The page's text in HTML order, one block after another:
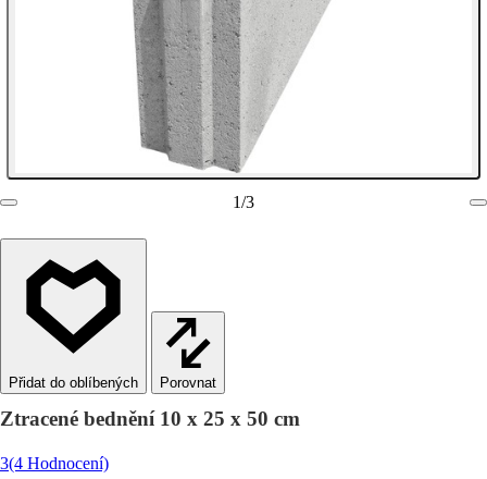
1/3
Porovnat
Ztracené bednění 10 x 25 x 50 cm
3(4 Hodnocení)